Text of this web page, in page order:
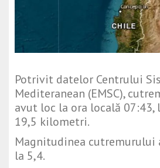
Potrivit datelor Centrului
Mediteranean (EMSC),
avut loc la ora locală 07:43,
19,5 kilometri.
Magnitudinea cutremurului
la 5,4.